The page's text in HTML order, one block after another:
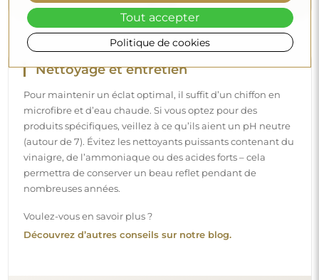
Livraison à domicile
Nous offrons un service de livraison à domicile, qui vous
permet de recevoir votre colis directement à votre porte.
un service de livraison à l’intérieur
le colis directement dans votre maison (pour des
Politique de cookies
Tout accepter